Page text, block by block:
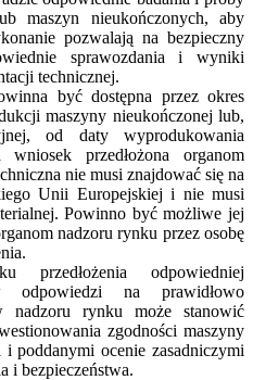
maszyn nieukończonych, aby
pozwalają na bezpieczny
sprawozdania i wyniki
technicznej.
być dostępna przez okres
maszyny nieukończonej lub,
od daty wyprodukowania
przedłożona organom
nie musi znajdować się na
Unii Europejskiej i nie musi
Powinno być możliwe jej
nadzoru rynku przez osobę
przedłożenia odpowiedniej
odpowiedzi na prawidłowo
nadzoru rynku może stanowić
zgodności maszyny
poddanymi ocenie zasadniczymi
i bezpieczeństwa.